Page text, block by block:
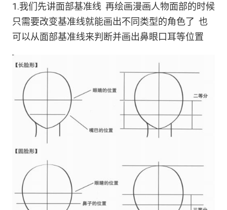
1.我们先讲面部基准线 再绘画漫画人物面部的时候
只需要改变基准线就能画出不同类型的角色了 也
可以从面部基准线来判断并画出鼻眼口耳等位置